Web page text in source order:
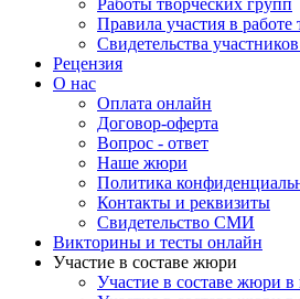
Работы творческих групп
Правила участия в работе
Свидетельства
Рецензия
О нас
Оплата онлайн
Договор-оферта
Вопрос - ответ
Наше жюри
Политика
Контакты и реквизиты
Свидетельство СМИ
Викторины и тесты онлайн
Участие в составе жюри
Участие в составе жюри в